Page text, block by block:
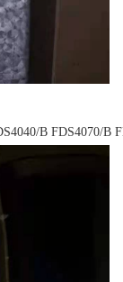
B FDS4070/B